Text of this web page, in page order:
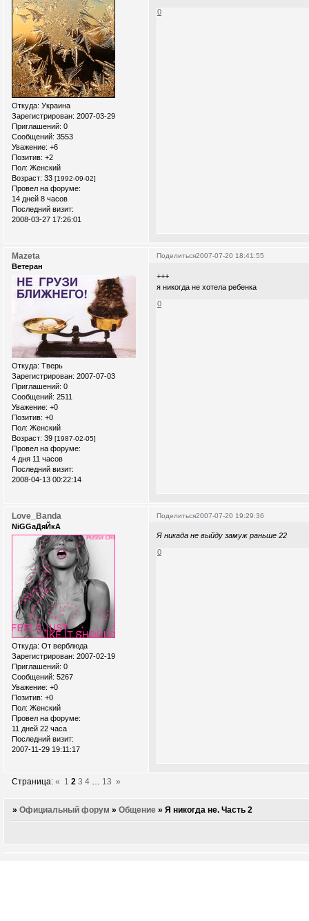
Откуда: Украина
Зарегистрирован: 2007-03-29
Приглашений: 0
Сообщений: 3553
Уважение: +6
Позитив: +2
Пол: Женский
Возраст: 33 [1992-09-02]
Провел на форуме:
14 дней 8 часов
Последний визит:
2008-03-27 17:26:01
0
Поделиться2007-07-20 18:41:55
Mazeta
Ветеран
Откуда: Тверь
Зарегистрирован: 2007-07-03
Приглашений: 0
Сообщений: 2511
Уважение: +0
Позитив: +0
Пол: Женский
Возраст: 39 [1987-02-05]
Провел на форуме:
4 дня 11 часов
Последний визит:
2008-04-13 00:22:14
+++
я никогда не хотела ребенка
0
Поделиться2007-07-20 19:29:36
Love_Banda
NiGGaДяЙкА
Откуда: От верблюда
Зарегистрирован: 2007-02-19
Приглашений: 0
Сообщений: 5267
Уважение: +0
Позитив: +0
Пол: Женский
Провел на форуме:
11 дней 22 часа
Последний визит:
2007-11-29 19:11:17
Я никада не выйду замуж раньше 22
0
Страница:« 1 2 3 4 13 »
»Официальный форум »Общение »Я никогда не. Часть 2